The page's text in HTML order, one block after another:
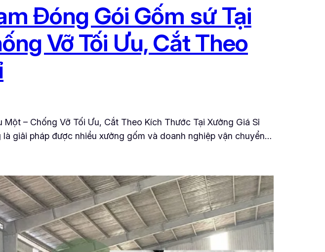
Đóng Gói Gốm sứ Tại
Vỡ Tối Ưu, Cắt Theo
– Chống Vỡ Tối Ưu, Cắt Theo Kích Thước Tại Xưởng Giá Sỉ
giải pháp được nhiều xưởng gốm và doanh nghiệp vận chuyển…